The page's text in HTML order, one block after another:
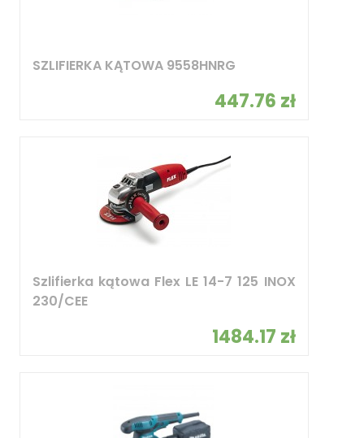
SZLIFIERKA KĄTOWA 9558HNRG
447.76 zł
Szlifierka kątowa Flex LE 14-7 125 INOX
230/CEE
1484.17 zł